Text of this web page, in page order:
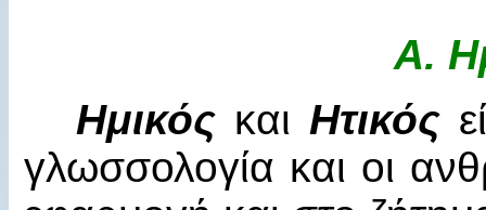
Α.
Ημικός και Ητικός
γλωσσολογία και οι